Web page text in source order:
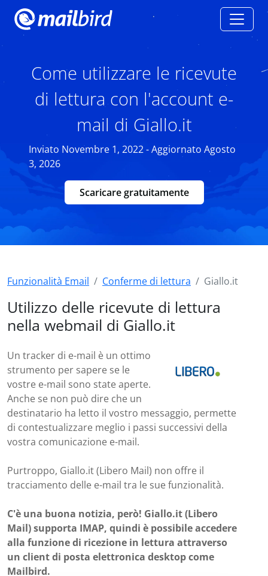
Come utilizzare le ricevute
di lettura con l'account e-
mail di Giallo.it
Inviato Novembre 1, 2022 - Aggiornato Agosto
3, 2026
Scaricare gratuitamente
Funzionalità Email Conferme di lettura Giallo.it
Utilizzo delle ricevute di lettura
nella webmail di Giallo.it
Un tracker di e-mail è un ottimo
strumento per sapere se le
vostre e-mail sono state aperte.
Anche se non può dire che un
destinatario ha letto il vostro messaggio, permette
di contestualizzare meglio i passi successivi della
vostra comunicazione e-mail.
Purtroppo, Giallo.it (Libero Mail) non offre il
tracciamento delle e-mail tra le sue funzionalità.
C'è una buona notizia, però! Giallo.it (Libero
Mail) supporta IMAP, quindi è possibile accedere
alla funzione di ricezione in lettura attraverso
un client di posta elettronica desktop come
Mailbird.